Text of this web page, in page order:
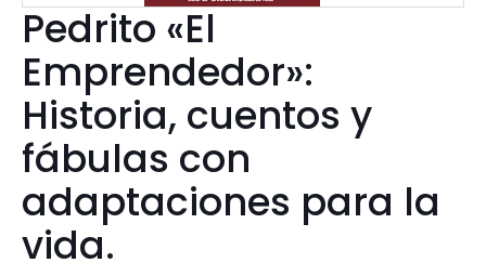
Pedrito «El
Emprendedor»:
Historia, cuentos y
fábulas con
adaptaciones para la
vida.